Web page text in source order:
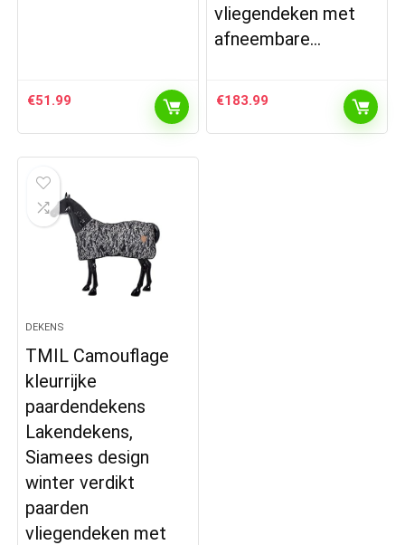
€51.99
vliegendeken met
afneembare…
€183.99
DEKENS
TMIL Camouflage
kleurrijke
paardendekens
Lakendekens,
Siamees design
winter verdikt
paarden
vliegendeken met